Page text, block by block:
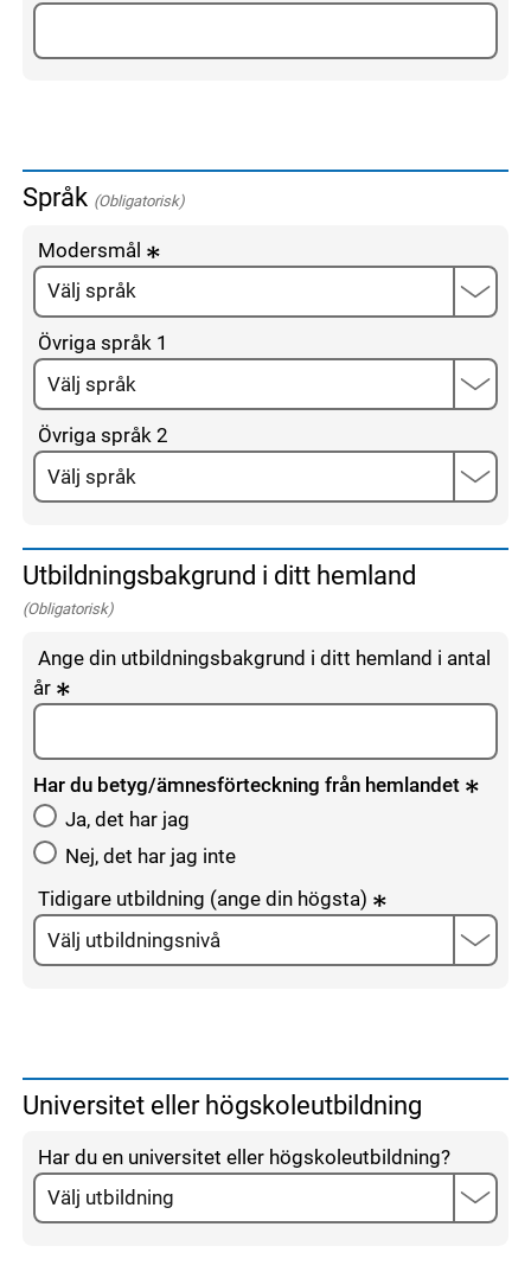
Språk (Obligatorisk)
Modersmål
Övriga språk 1
Övriga språk 2
Utbildningsbakgrund i ditt hemland
(Obligatorisk)
Ange din utbildningsbakgrund i ditt hemland i antal
år
Har du betyg/ämnesförteckning från hemlandet
Ja, det har jag
Nej, det har jag inte
Tidigare utbildning (ange din högsta)
Universitet eller högskoleutbildning
Har du en universitet eller högskoleutbildning?